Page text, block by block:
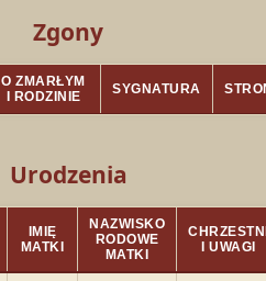
Zgony
O ZMARŁYM
I RODZINIE
SYGNATURA
Urodzenia
IMIĘ
MATKI
NAZWISKO
RODOWE
MATKI
CHRZESTNI
I UWAGI